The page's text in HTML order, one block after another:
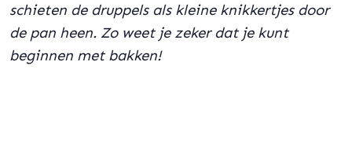
schieten de druppels als kleine knikkertjes door
de pan heen. Zo weet je zeker dat je kunt
beginnen met bakken!